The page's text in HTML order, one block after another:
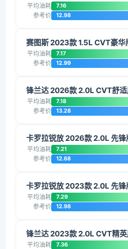
平均油耗 7.16
参考价 12.98
赛图斯 2023款 1.5L CVT豪华
平均油耗 7.17
参考价 12.99
锋兰达 2026款 2.0L CVT舒
平均油耗 7.18
参考价 13.28
卡罗拉锐放 2026款 2.0L 先锋
平均油耗 7.21
参考价 12.68
卡罗拉锐放 2023款 2.0L 先锋
平均油耗 7.29
参考价 12.98
锋兰达 2023款 2.0L CVT精
平均油耗 7.36